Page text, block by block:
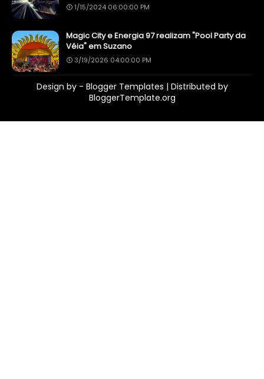
1/15/2024 06:00:00 PM
Magic City e Energia 97 realizam "Pool Party da
Véia" em Suzano
3/19/2026 04:00:00 PM
Design by - Blogger Templates | Distributed by
BloggerTemplate.org